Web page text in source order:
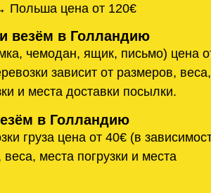
Польша цена от 120€
везём в Голландию
чемодан, ящик, письмо) цена
зависит от размеров, веса,
и места доставки посылки.
в Голландию
груза цена от 40€ (в
места погрузки и места